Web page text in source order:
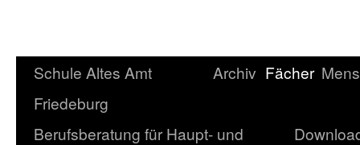
Schule Altes Amt
Friedeburg
Archiv Fächer
Berufsberatung für Haupt- und